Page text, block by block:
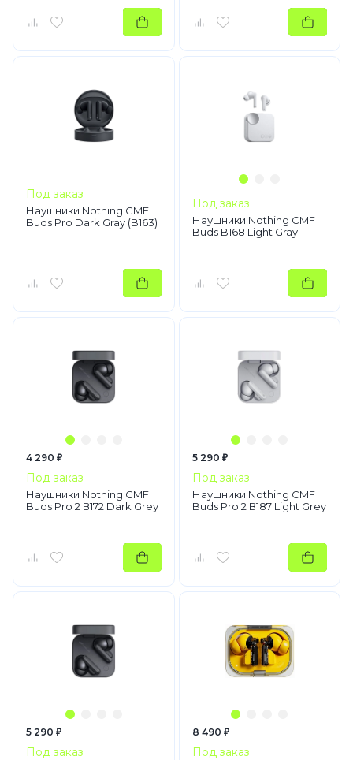
Под заказ
Наушники Nothing CMF
Buds Pro Dark Gray (B163)
Под заказ
Наушники Nothing CMF
Buds B168 Light Gray
4 290 ₽
Под заказ
Наушники Nothing CMF
Buds Pro 2 В172 Dark Grey
5 290 ₽
Под заказ
Наушники Nothing CMF
Buds Pro 2 В187 Light Grey
5 290 ₽
Под заказ
8 490 ₽
Под заказ